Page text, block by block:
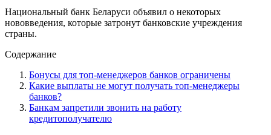
Национальный банк Беларуси объявил о некоторых
нововведения, которые затронут банковские учреждения
страны.
Содержание
Бонусы для топ-менеджеров банков ограничены
Какие выплаты не могут получать топ-менеджеры
банков?
Банкам запретили звонить на работу
кредитополучателю